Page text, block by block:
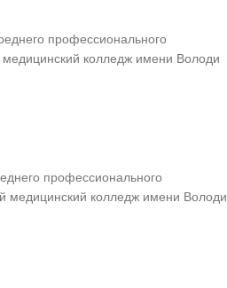
профессионального
колледж имени Володи
профессионального
медицинский колледж имени Володи